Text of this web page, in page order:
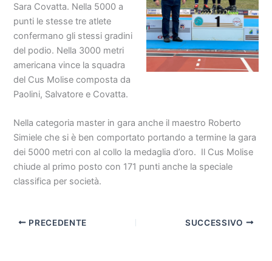
Sara Covatta. Nella 5000 a
punti le stesse tre atlete
confermano gli stessi gradini
del podio. Nella 3000 metri
americana vince la squadra
del Cus Molise composta da
Paolini, Salvatore e Covatta.
Nella categoria master in gara anche il maestro Roberto
Simiele che si è ben comportato portando a termine la gara
dei 5000 metri con al collo la medaglia d’oro. Il Cus Molise
chiude al primo posto con 171 punti anche la speciale
classifica per società.
PRECEDENTE SUCCESSIVO